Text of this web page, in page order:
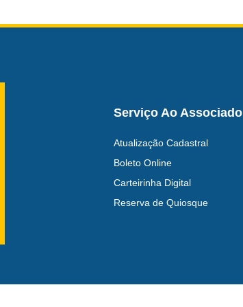
Serviço Ao Associado
Atualização Cadastral
Boleto Online
Carteirinha Digital
Reserva de Quiosque